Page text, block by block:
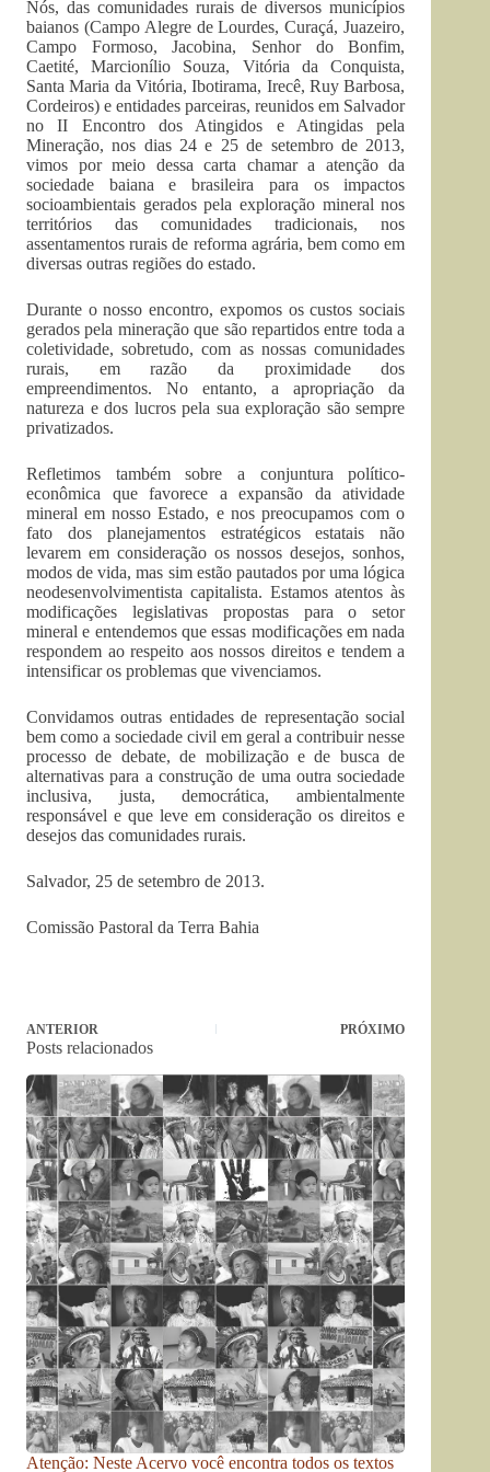
Nós, das comunidades rurais de diversos municípios
baianos (Campo Alegre de Lourdes, Curaçá, Juazeiro,
Campo Formoso, Jacobina, Senhor do Bonfim,
Caetité, Marcionílio Souza, Vitória da Conquista,
Santa Maria da Vitória, Ibotirama, Irecê, Ruy Barbosa,
Cordeiros) e entidades parceiras, reunidos em Salvador
no II Encontro dos Atingidos e Atingidas pela
Mineração, nos dias 24 e 25 de setembro de 2013,
vimos por meio dessa carta chamar a atenção da
sociedade baiana e brasileira para os impactos
socioambientais gerados pela exploração mineral nos
territórios das comunidades tradicionais, nos
assentamentos rurais de reforma agrária, bem como em
diversas outras regiões do estado.
Durante o nosso encontro, expomos os custos sociais
gerados pela mineração que são repartidos entre toda a
coletividade, sobretudo, com as nossas comunidades
rurais, em razão da proximidade dos
empreendimentos. No entanto, a apropriação da
natureza e dos lucros pela sua exploração são sempre
privatizados.
Refletimos também sobre a conjuntura político-
econômica que favorece a expansão da atividade
mineral em nosso Estado, e nos preocupamos com o
fato dos planejamentos estratégicos estatais não
levarem em consideração os nossos desejos, sonhos,
modos de vida, mas sim estão pautados por uma lógica
neodesenvolvimentista capitalista. Estamos atentos às
modificações legislativas propostas para o setor
mineral e entendemos que essas modificações em nada
respondem ao respeito aos nossos direitos e tendem a
intensificar os problemas que vivenciamos.
Convidamos outras entidades de representação social
bem como a sociedade civil em geral a contribuir nesse
processo de debate, de mobilização e de busca de
alternativas para a construção de uma outra sociedade
inclusiva, justa, democrática, ambientalmente
responsável e que leve em consideração os direitos e
desejos das comunidades rurais.
Salvador, 25 de setembro de 2013.
Comissão Pastoral da Terra Bahia
ANTERIOR PRÓXIMO
Posts relacionados
Atenção: Neste Acervo você encontra todos os textos